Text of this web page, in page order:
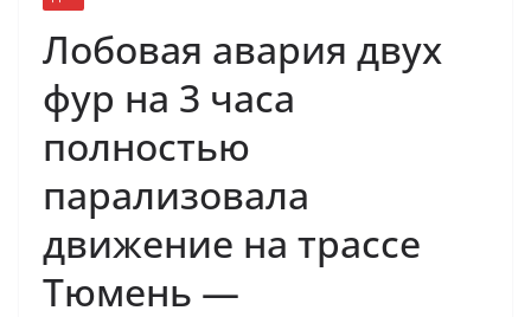
Лобовая авария двух
фур на 3 часа
полностью
парализовала
движение на трассе
Тюмень —